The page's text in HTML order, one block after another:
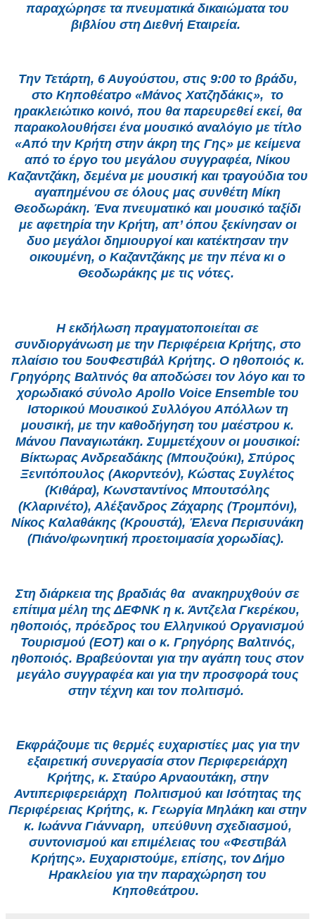
παραχώρησε τα πνευματικά δικαιώματα του
βιβλίου στη Διεθνή Εταιρεία.
Την Τετάρτη, 6 Αυγούστου, στις 9:00 το βράδυ,
στο Κηποθέατρο «Μάνος Χατζηδάκις», το
ηρακλειώτικο κοινό, που θα παρευρεθεί εκεί, θα
παρακολουθήσει ένα μουσικό αναλόγιο με τίτλο
«Από την Κρήτη στην άκρη της Γης» με κείμενα
από το έργο του μεγάλου συγγραφέα, Νίκου
Καζαντζάκη, δεμένα με μουσική και τραγούδια του
αγαπημένου σε όλους μας συνθέτη Μίκη
Θεοδωράκη. Ένα πνευματικό και μουσικό ταξίδι
με αφετηρία την Κρήτη, απ’ όπου ξεκίνησαν οι
δυο μεγάλοι δημιουργοί και κατέκτησαν την
οικουμένη, ο Καζαντζάκης με την πένα κι ο
Θεοδωράκης με τις νότες.
Η εκδήλωση πραγματοποιείται σε
συνδιοργάνωση με την Περιφέρεια Κρήτης, στο
πλαίσιο του 5ουΦεστιβάλ Κρήτης. Ο ηθοποιός κ.
Γρηγόρης Βαλτινός θα αποδώσει τον λόγο και το
χορωδιακό σύνολο Apollo Voice Ensemble του
Ιστορικού Μουσικού Συλλόγου Απόλλων τη
μουσική, με την καθοδήγηση του μαέστρου κ.
Μάνου Παναγιωτάκη. Συμμετέχουν οι μουσικοί:
Βίκτωρας Ανδρεαδάκης (Μπουζούκι), Σπύρος
Ξενιτόπουλος (Ακορντεόν), Κώστας Συγλέτος
(Κιθάρα), Κωνσταντίνος Μπουτσόλης
(Κλαρινέτο), Αλέξανδρος Ζάχαρης (Τρομπόνι),
Νίκος Καλαθάκης (Κρουστά), Έλενα Περισυνάκη
(Πιάνο/φωνητική προετοιμασία χορωδίας).
Στη διάρκεια της βραδιάς θα ανακηρυχθούν σε
επίτιμα μέλη της ΔΕΦΝΚ η κ. Άντζελα Γκερέκου,
ηθοποιός, πρόεδρος του Ελληνικού Οργανισμού
Τουρισμού (ΕΟΤ) και ο κ. Γρηγόρης Βαλτινός,
ηθοποιός. Βραβεύονται για την αγάπη τους στον
μεγάλο συγγραφέα και για την προσφορά τους
στην τέχνη και τον πολιτισμό.
Εκφράζουμε τις θερμές ευχαριστίες μας για την
εξαιρετική συνεργασία στον Περιφερειάρχη
Κρήτης, κ. Σταύρο Αρναουτάκη, στην
Αντιπεριφερειάρχη Πολιτισμού και Ισότητας της
Περιφέρειας Κρήτης, κ. Γεωργία Μηλάκη και στην
κ. Ιωάννα Γιάνναρη, υπεύθυνη σχεδιασμού,
συντονισμού και επιμέλειας του «Φεστιβάλ
Κρήτης». Ευχαριστούμε, επίσης, τον Δήμο
Ηρακλείου για την παραχώρηση του
Κηποθεάτρου.